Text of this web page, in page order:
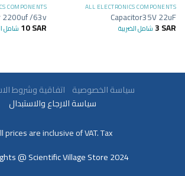
ALL ELECTRONICS COMPONENTS
Capacitor35V 22uF
3SAR شامل الضريبة
COMPONENTS
2200uf /63v
10SAR شامل
سياسة الخصوصية اتفاقية وشروط
سياسة الارجاع والاستبدال
prices are inclusive of VAT. Tax.
@ Scientific Village Store 2024